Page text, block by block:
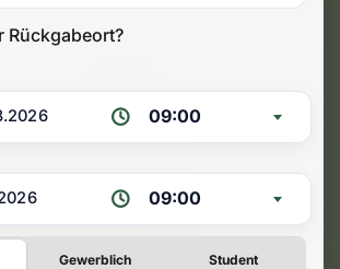
Rückgabeort?
09:00
09:00
Gewerblich Student